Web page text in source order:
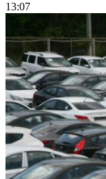
13:07